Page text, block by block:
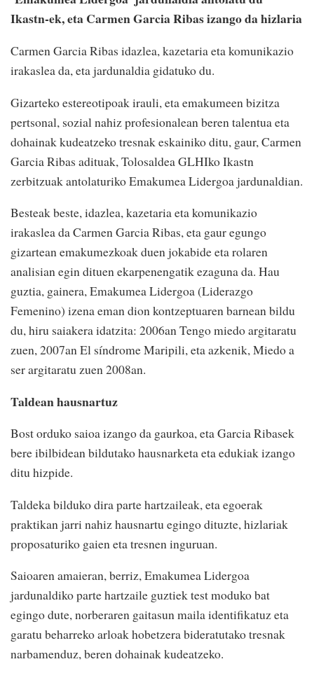
Ikastn-ek, eta Carmen Garcia Ribas izango da hizlaria
Carmen Garcia Ribas idazlea, kazetaria eta komunikazio
irakaslea da, eta jardunaldia gidatuko du.
Gizarteko estereotipoak irauli, eta emakumeen bizitza
pertsonal, sozial nahiz profesionalean beren talentua eta
dohainak kudeatzeko tresnak eskainiko ditu, gaur, Carmen
Garcia Ribas adituak, Tolosaldea GLHIko Ikastn
zerbitzuak antolaturiko Emakumea Lidergoa jardunaldian.
Besteak beste, idazlea, kazetaria eta komunikazio
irakaslea da Carmen Garcia Ribas, eta gaur egungo
gizartean emakumezkoak duen jokabide eta rolaren
analisian egin dituen ekarpenengatik ezaguna da. Hau
guztia, gainera, Emakumea Lidergoa (Liderazgo
Femenino) izena eman dion kontzeptuaren barnean bildu
du, hiru saiakera idatzita: 2006an Tengo miedo argitaratu
zuen, 2007an El síndrome Maripili, eta azkenik, Miedo a
ser argitaratu zuen 2008an.
Taldean hausnartuz
Bost orduko saioa izango da gaurkoa, eta Garcia Ribasek
bere ibilbidean bildutako hausnarketa eta edukiak izango
ditu hizpide.
Taldeka bilduko dira parte hartzaileak, eta egoerak
praktikan jarri nahiz hausnartu egingo dituzte, hizlariak
proposaturiko gaien eta tresnen inguruan.
Saioaren amaieran, berriz, Emakumea Lidergoa
jardunaldiko parte hartzaile guztiek test moduko bat
egingo dute, norberaren gaitasun maila identifikatuz eta
garatu beharreko arloak hobetzera bideratutako tresnak
narbamenduz, beren dohainak kudeatzeko.